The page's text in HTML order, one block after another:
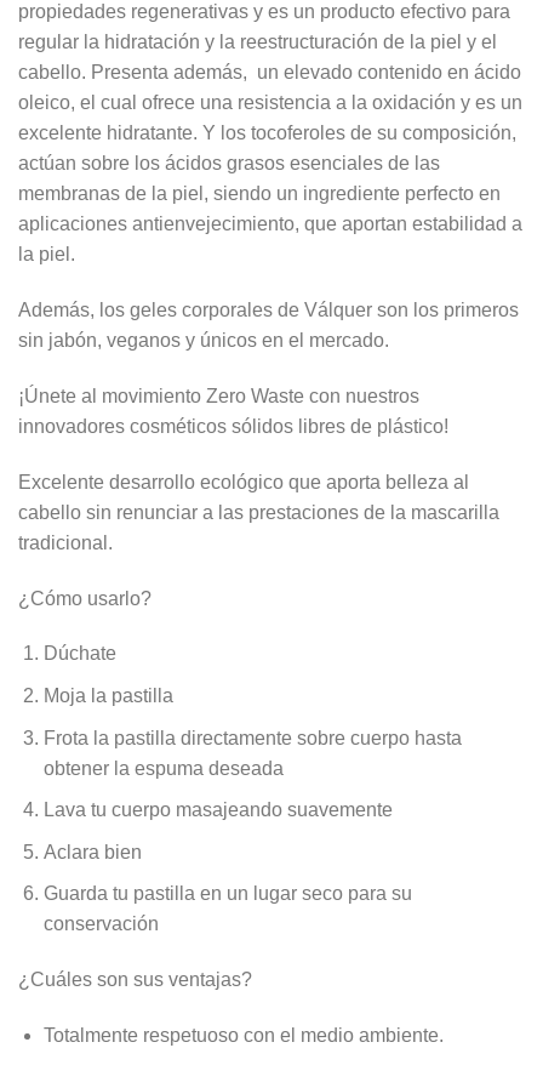
propiedades regenerativas y es un producto efectivo para
regular la hidratación y la reestructuración de la piel y el
cabello. Presenta además, un elevado contenido en ácido
oleico, el cual ofrece una resistencia a la oxidación y es un
excelente hidratante. Y los tocoferoles de su composición,
actúan sobre los ácidos grasos esenciales de las
membranas de la piel, siendo un ingrediente perfecto en
aplicaciones antienvejecimiento, que aportan estabilidad a
la piel.
Además, los geles corporales de Válquer son los primeros
sin jabón, veganos y únicos en el mercado.
¡Únete al movimiento Zero Waste con nuestros
innovadores cosméticos sólidos libres de plástico!
Excelente desarrollo ecológico que aporta belleza al
cabello sin renunciar a las prestaciones de la mascarilla
tradicional.
¿Cómo usarlo?
Dúchate
Moja la pastilla
Frota la pastilla directamente sobre cuerpo hasta
obtener la espuma deseada
Lava tu cuerpo masajeando suavemente
Aclara bien
Guarda tu pastilla en un lugar seco para su
conservación
¿Cuáles son sus ventajas?
Totalmente respetuoso con el medio ambiente.